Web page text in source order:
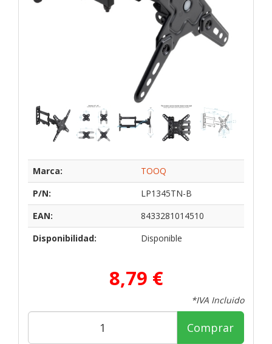
Marca:
TOOQ
P/N:
LP1345TN-B
EAN:
8433281014510
Disponibilidad:
Disponible
8,79 €
*IVA Incluido
Comprar